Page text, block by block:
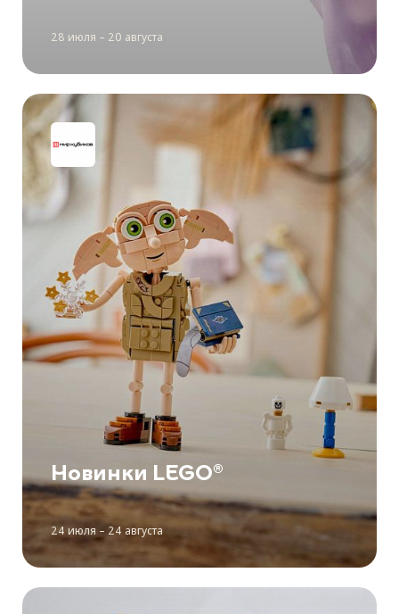
28 июля – 20 августа
Новинки LEGO®
24 июля – 24 августа